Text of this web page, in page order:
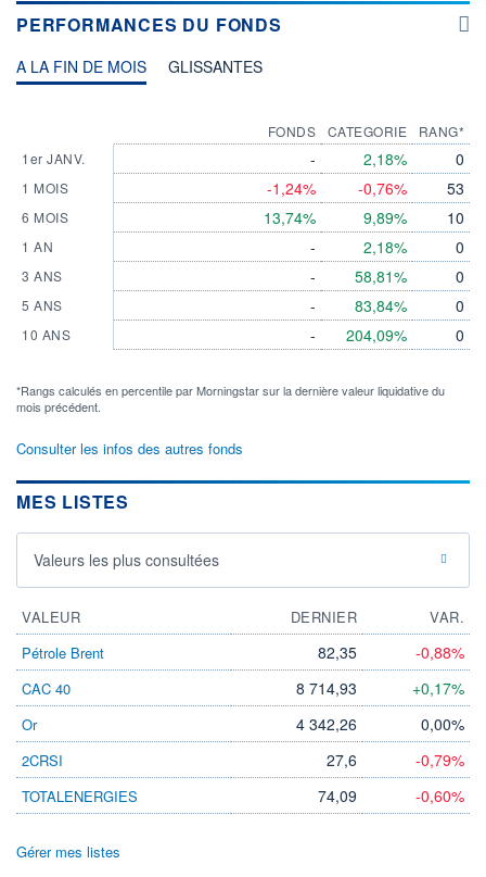
PERFORMANCES DU FONDS
A LA FIN DE MOIS GLISSANTES
1er JANV.
1 MOIS
6 MOIS
1 AN
3 ANS
5 ANS
10 ANS
FONDS
-
-1,24%
13,74%
-
-
-
-
CATEGORIE
2,18%
-0,76%
9,89%
2,18%
58,81%
83,84%
204,09%
RANG*
0
53
10
0
0
0
0
*Rangs calculés en percentile par Morningstar sur la dernière valeur liquidative du
mois précédent.
Consulter les infos des autres fonds
MES LISTES
Valeurs les plus consultées
VALEUR DERNIER
VAR.
Pétrole Brent
82,35 -0,88%
CAC 40 8 714,93 +0,17%
Or 4 342,26 0,00%
2CRSI 27,6 -0,79%
TOTALENERGIES 74,09 -0,60%
Gérer mes listes